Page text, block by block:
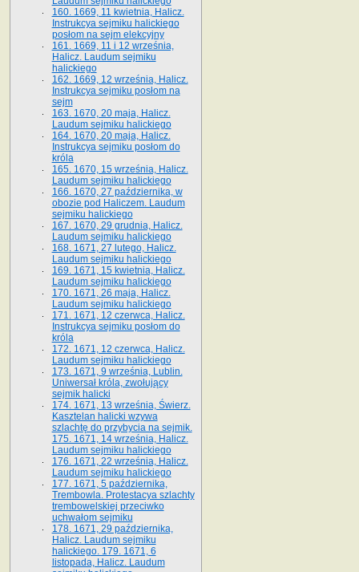
160. 1669, 11 kwietnia, Halicz.
Instrukcya sejmiku halickiego
posłom na sejm elekcyjny
161. 1669, 11 i 12 września,
Halicz. Laudum sejmiku
halickiego
162. 1669, 12 września, Halicz.
Instrukcya sejmiku posłom na
sejm
163. 1670, 20 maja, Halicz.
Laudum sejmiku halickiego
164. 1670, 20 maja, Halicz.
Instrukcya sejmiku posłom do
króla
165. 1670, 15 września, Halicz.
Laudum sejmiku halickiego
166. 1670, 27 października, w
obozie pod Haliczem. Laudum
sejmiku halickiego
167. 1670, 29 grudnia, Halicz.
Laudum sejmiku halickiego
168. 1671, 27 lutego, Halicz.
Laudum sejmiku halickiego
169. 1671, 15 kwietnia, Halicz.
Laudum sejmiku halickiego
170. 1671, 26 maja, Halicz.
Laudum sejmiku halickiego
171. 1671, 12 czerwca, Halicz.
Instrukcya sejmiku posłom do
króla
172. 1671, 12 czerwca, Halicz.
Laudum sejmiku halickiego
173. 1671, 9 września, Lublin.
Uniwersał króla, zwołujący
sejmik halicki
174. 1671, 13 września, Świerz.
Kasztelan halicki wzywa
szlachtę do przybycia na sejmik.
175. 1671, 14 września, Halicz.
Laudum sejmiku halickiego
176. 1671, 22 września, Halicz.
Laudum sejmiku halickiego
177. 1671, 5 października,
Trembowla. Protestacya szlachty
trembowelskiej przeciwko
uchwałom sejmiku
178. 1671, 29 października,
Halicz. Laudum sejmiku
halickiego. 179. 1671, 6
listopada, Halicz. Laudum